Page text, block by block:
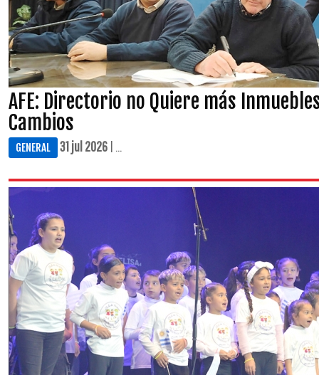
AFE: Directorio no Quiere más
Cambios
GENERAL 31 jul 2026 | ...